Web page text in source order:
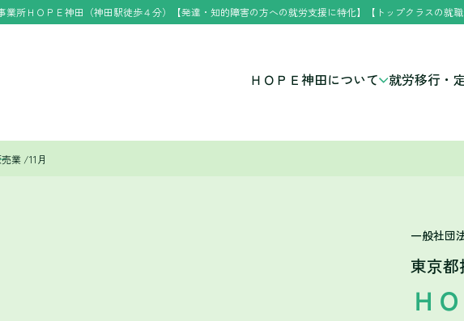
所ＨＯＰＥ神田（神田駅徒歩４分）【発達・知的障害の方への就労支援に特化】【トップクラスの就職
ＨＯＰＥ神田について 就労移行・
業 /11月
一般社団
東京
Ｈ